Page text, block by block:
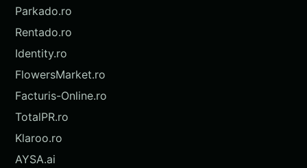
Parkado.ro
Rentado.ro
Identity.ro
FlowersMarket.ro
Facturis-Online.ro
TotalPR.ro
Klaroo.ro
AYSA.ai